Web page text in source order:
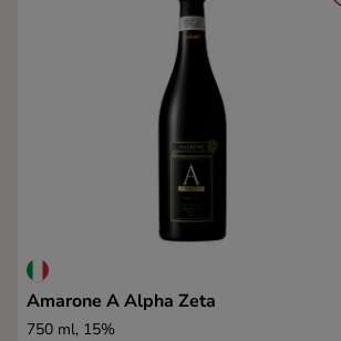
Amarone A Alpha Zeta
750 ml, 15%